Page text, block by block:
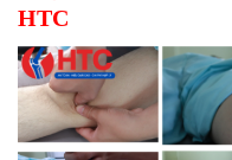
HTC